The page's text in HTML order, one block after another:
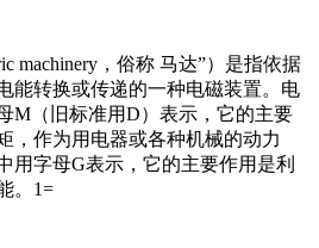
machinery，俗称 马达”）是指依据
能转换或传递的一种电磁装置。电
M（旧标准用D）表示，它的主要
，作为用电器或各种机械的动力
用字母G表示，它的主要作用是利
。1=